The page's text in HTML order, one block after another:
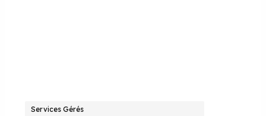
Services Gérés